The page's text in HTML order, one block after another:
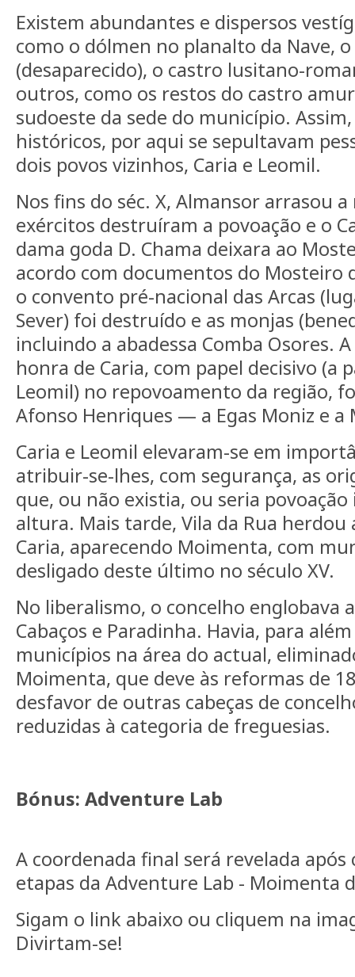
Existem abundantes e dispersos
como o dólmen no planalto da Nave,
(desaparecido), o castro lusitano-
outros, como os restos do castro
sudoeste da sede do município.
históricos, por aqui se sepultavam
dois povos vizinhos, Caria e Leomil.
Nos fins do séc. X, Almansor arrasou
exércitos destruíram a povoação e o
dama goda D. Chama deixara ao
acordo com documentos do Mosteiro
o convento pré-nacional das Arcas
Sever) foi destruído e as monjas
incluindo a abadessa Comba Osores.
honra de Caria, com papel decisivo (a
Leomil) no repovoamento da região,
Afonso Henriques — a Egas Moniz e a
Caria e Leomil elevaram-se em
atribuir-se-lhes, com segurança, as
que, ou não existia, ou seria
altura. Mais tarde, Vila da Rua herdou
Caria, aparecendo Moimenta, com
desligado deste último no século XV.
No liberalismo, o concelho englobava
Cabaços e Paradinha. Havia, para
municípios na área do actual,
Moimenta, que deve às reformas de
desfavor de outras cabeças de
reduzidas à categoria de freguesias.
Bónus: Adventure Lab
A coordenada final será revelada
etapas da Adventure Lab - Moimenta
Sigam o link abaixo ou cliquem na
Divirtam-se!